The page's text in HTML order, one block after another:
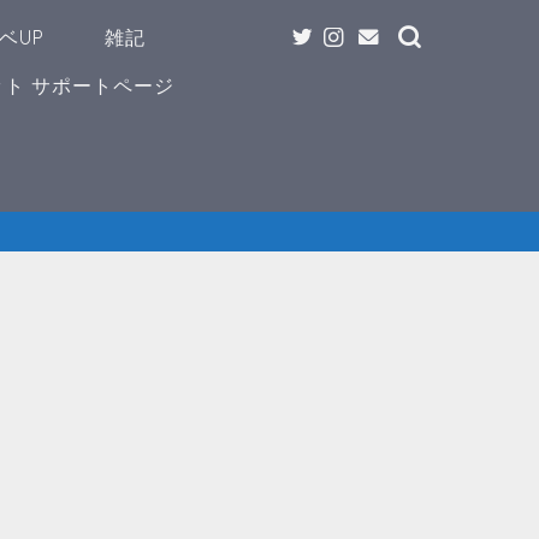
UP
雑記
サポートページ